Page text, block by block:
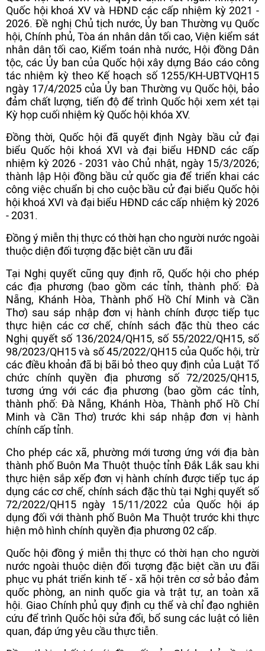
Quốc hội khoá XV và HĐND các cấp nhiệm kỳ 2021 -
2026. Đề nghị Chủ tịch nước, Ủy ban Thường vụ Quốc
hội, Chính phủ, Tòa án nhân dân tối cao, Viện kiểm sát
nhân dân tối cao, Kiểm toán nhà nước, Hội đồng Dân
tộc, các Ủy ban của Quốc hội xây dựng Báo cáo công
tác nhiệm kỳ theo Kế hoạch số 1255/KH-UBTVQH15
ngày 17/4/2025 của Ủy ban Thường vụ Quốc hội, bảo
đảm chất lượng, tiến độ để trình Quốc hội xem xét tại
Kỳ họp cuối nhiệm kỳ Quốc hội khóa XV.
Đồng thời, Quốc hội đã quyết định Ngày bầu cử đại
biểu Quốc hội khoá XVI và đại biểu HĐND các cấp
nhiệm kỳ 2026 - 2031 vào Chủ nhật, ngày 15/3/2026;
thành lập Hội đồng bầu cử quốc gia để triển khai các
công việc chuẩn bị cho cuộc bầu cử đại biểu Quốc hội
hội khoá XVI và đại biểu HĐND các cấp nhiệm kỳ 2026
- 2031.
Đồng ý miễn thị thực có thời hạn cho người nước ngoài
thuộc diện đối tượng đặc biệt cần ưu đãi
Tại Nghị quyết cũng quy định rõ, Quốc hội cho phép
các địa phương (bao gồm các tỉnh, thành phố: Đà
Nẵng, Khánh Hòa, Thành phố Hồ Chí Minh và Cần
Thơ) sau sáp nhập đơn vị hành chính được tiếp tục
thực hiện các cơ chế, chính sách đặc thù theo các
Nghị quyết số 136/2024/QH15, số 55/2022/QH15, số
98/2023/QH15 và số 45/2022/QH15 của Quốc hội, trừ
các điều khoản đã bị bãi bỏ theo quy định của Luật Tổ
chức chính quyền địa phương số 72/2025/QH15,
tương ứng với các địa phương (bao gồm các tỉnh,
thành phố: Đà Nẵng, Khánh Hòa, Thành phố Hồ Chí
Minh và Cần Thơ) trước khi sáp nhập đơn vị hành
chính cấp tỉnh.
Cho phép các xã, phường mới tương ứng với địa bàn
thành phố Buôn Ma Thuột thuộc tỉnh Đắk Lắk sau khi
thực hiện sắp xếp đơn vị hành chính được tiếp tục áp
dụng các cơ chế, chính sách đặc thù tại Nghị quyết số
72/2022/QH15 ngày 15/11/2022 của Quốc hội áp
dụng đối với thành phố Buôn Ma Thuột trước khi thực
hiện mô hình chính quyền địa phương 02 cấp.
Quốc hội đồng ý miễn thị thực có thời hạn cho người
nước ngoài thuộc diện đối tượng đặc biệt cần ưu đãi
phục vụ phát triển kinh tế - xã hội trên cơ sở bảo đảm
quốc phòng, an ninh quốc gia và trật tự, an toàn xã
hội. Giao Chính phủ quy định cụ thể và chỉ đạo nghiên
cứu để trình Quốc hội sửa đổi, bổ sung các luật có liên
quan, đáp ứng yêu cầu thực tiễn.